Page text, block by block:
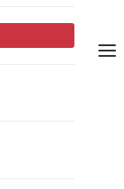
メニュー